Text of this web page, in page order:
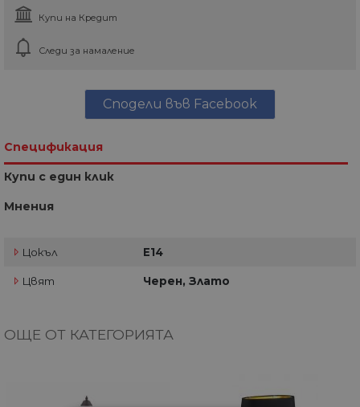
Купи на Кредит
Следи за намаление
Сподели във Facebook
Спецификация
Купи с един клик
Мнения
Цокъл E14
Цвят Черен, Злато
ОЩЕ ОТ КАТЕГОРИЯТА